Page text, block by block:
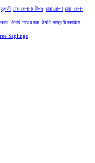
তুলসী চারা রোপণের টিপস চারা রোপণ চারা_রোপণ
ঔষধি গাছের চারা ঔষধি গাছের উপকারিতা
Saplings